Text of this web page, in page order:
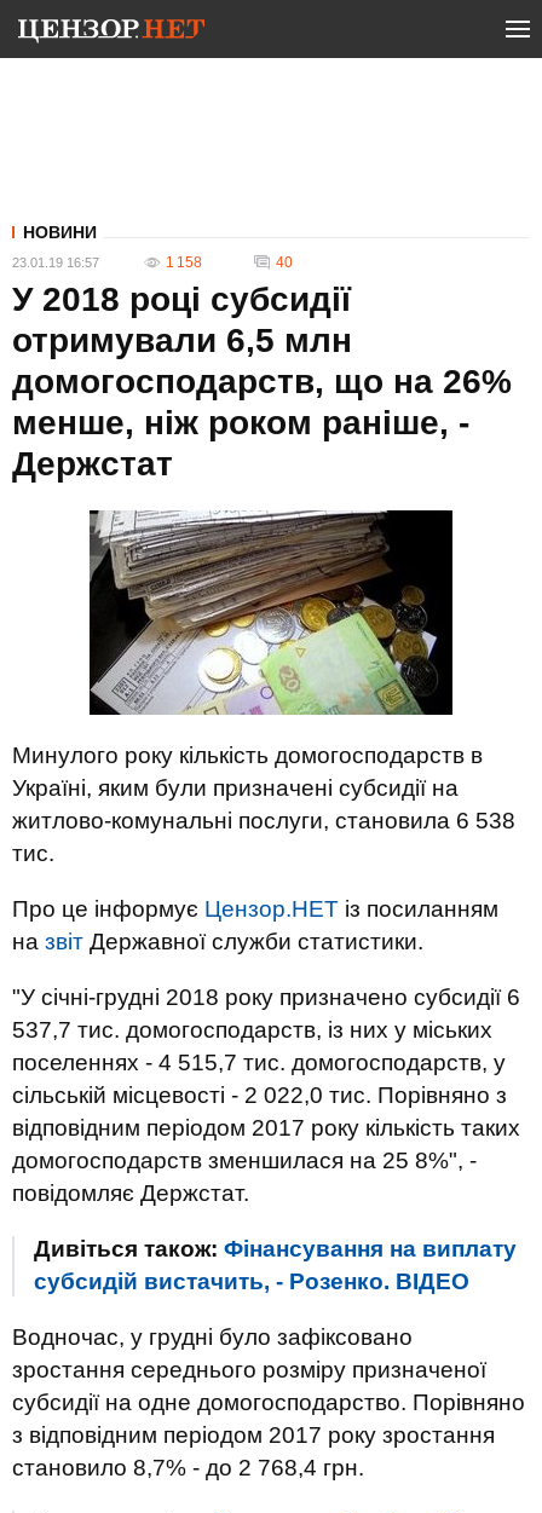
НОВИНИ
23.01.19 16:57 1 158 40
У 2018 році субсидії
отримували 6,5 млн
домогосподарств, що на 26%
менше, ніж роком раніше, -
Держстат
Минулого року кількість домогосподарств в
Україні, яким були призначені субсидії на
житлово-комунальні послуги, становила 6 538
тис.
Про це інформує Цензор.НЕТ із посиланням
на звіт Державної служби статистики.
"У січні-грудні 2018 року призначено субсидії 6
537,7 тис. домогосподарств, із них у міських
поселеннях - 4 515,7 тис. домогосподарств, у
сільській місцевості - 2 022,0 тис. Порівняно з
відповідним періодом 2017 року кількість таких
домогосподарств зменшилася на 25 8%", -
повідомляє Держстат.
Дивіться також: Фінансування на виплату
субсидій вистачить, - Розенко. ВIДЕО
Водночас, у грудні було зафіксовано
зростання середнього розміру призначеної
субсидії на одне домогосподарство. Порівняно
з відповідним періодом 2017 року зростання
становило 8,7% - до 2 768,4 грн.